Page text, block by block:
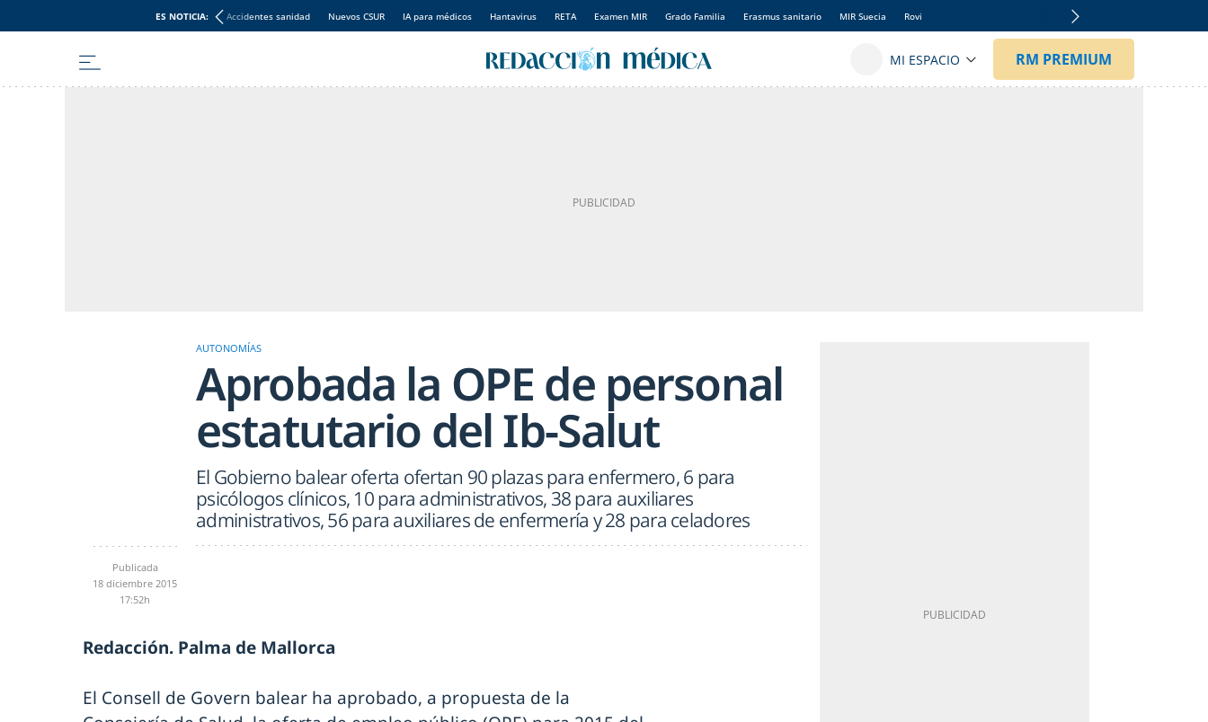
ES NOTICIA: Accidentes sanidad Nuevos CSUR IA para médicos Hantavirus RETA Examen MIR Grado Familia Erasmus sanitario MIR Suecia Rovi
AUTONOMÍAS
Aprobada la OPE de personal
estatutario del Ib-Salut
El Gobierno balear oferta ofertan 90 plazas para enfermero, 6 para
psicólogos clínicos, 10 para administrativos, 38 para auxiliares
administrativos, 56 para auxiliares de enfermería y 28 para celadores
Publicada
18 diciembre 2015
17:52h
Redacción. Palma de Mallorca
El Consell de Govern balear ha aprobado, a propuesta de la